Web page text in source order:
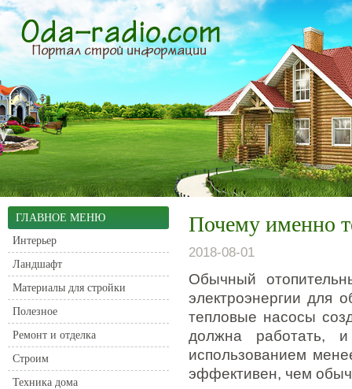
ГЛАВНОЕ МЕНЮ
Интерьер
Ландшафт
Материалы для стройки
Полезное
Ремонт и отделка
Строим
Техника дома
Почему именно
2018-08-01
Обычный
электроэнергии для
тепловые насосы
должна работать,
использованием
эффективен, чем